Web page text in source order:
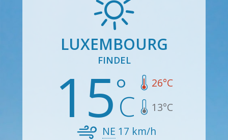
LUXEMBOURG
FINDEL
15 26°C
13°C
NE 17 km/h